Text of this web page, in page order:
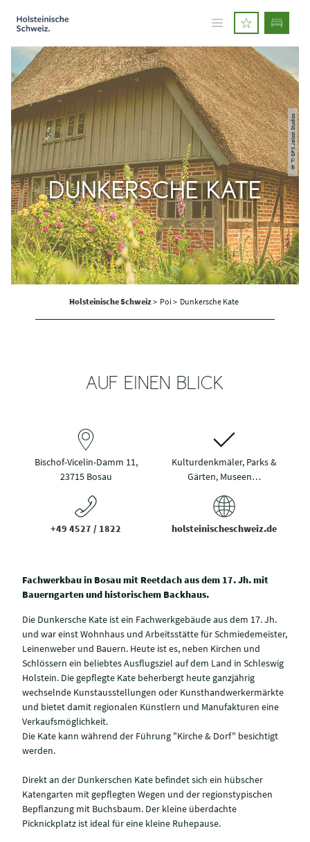
© TI GPS Jalost Studios
DUNKERSCHE KATE
Holsteinische Schweiz> Poi > Dunkersche Kate
AUF EINEN BLICK
Bischof-Vicelin-Damm 11,
23715 Bosau
Kulturdenkmäler, Parks &
Gärten, Museen…
+49 4527 / 1822 holsteinischeschweiz.de
Fachwerkbau in Bosau mit Reetdach aus dem 17. Jh. mit
Bauerngarten und historischem Backhaus.
Die Dunkersche Kate ist ein Fachwerkgebäude aus dem 17. Jh.
und war einst Wohnhaus und Arbeitsstätte für Schmiedemeister,
Leinenweber und Bauern. Heute ist es, neben Kirchen und
Schlössern ein beliebtes Ausflugsziel auf dem Land in Schleswig
Holstein. Die gepflegte Kate beherbergt heute ganzjährig
wechselnde Kunstausstellungen oder Kunsthandwerkermärkte
und bietet damit regionalen Künstlern und Manufakturen eine
Verkaufsmöglichkeit.
Die Kate kann während der Führung "Kirche & Dorf" besichtigt
werden.
Direkt an der Dunkerschen Kate befindet sich ein hübscher
Katengarten mit gepflegten Wegen und der regionstypischen
Bepflanzung mit Buchsbaum. Der kleine überdachte
Picknickplatz ist ideal für eine kleine Ruhepause.